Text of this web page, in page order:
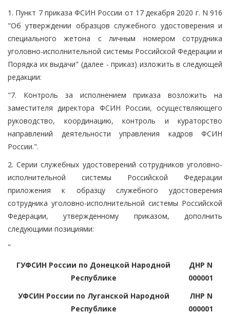
1. Пункт 7 приказа ФСИН России от 17 декабря 2020 г. N 916
"Об утверждении образцов служебного удостоверения и
специального жетона с личным номером сотрудника
уголовно-исполнительной системы Российской Федерации и
Порядка их выдачи" (далее - приказ) изложить в следующей
редакции:
"7. Контроль за исполнением приказа возложить на
заместителя директора ФСИН России, осуществляющего
руководство, координацию, контроль и кураторство
направлений деятельности управления кадров ФСИН
России.".
2. Серии служебных удостоверений сотрудников уголовно-
исполнительной системы Российской Федерации
приложения к образцу служебного удостоверения
сотрудника уголовно-исполнительной системы Российской
Федерации, утвержденному приказом, дополнить
следующими позициями:
"
ГУФСИН России по Донецкой Народной
Республике
ДНР N
000001
УФСИН России по Луганской Народной
Республике
ЛНР N
000001